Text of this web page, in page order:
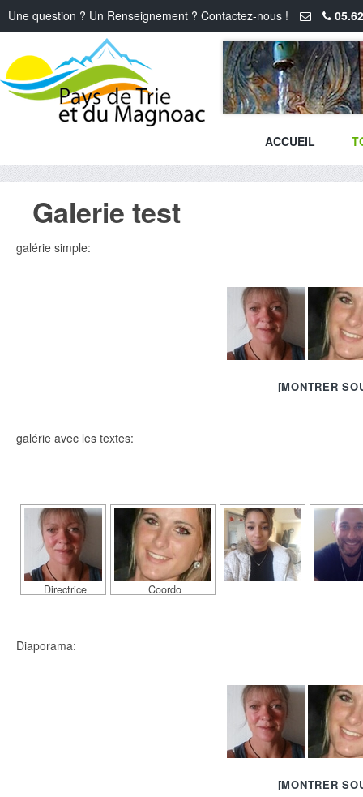
Une question ? Un Renseignement ? Contactez-nous !
ACCUEIL
Galerie test
galérie simple:
[MONTRER
galérie avec les textes:
Directrice Coordo
Diaporama:
[MONTRER